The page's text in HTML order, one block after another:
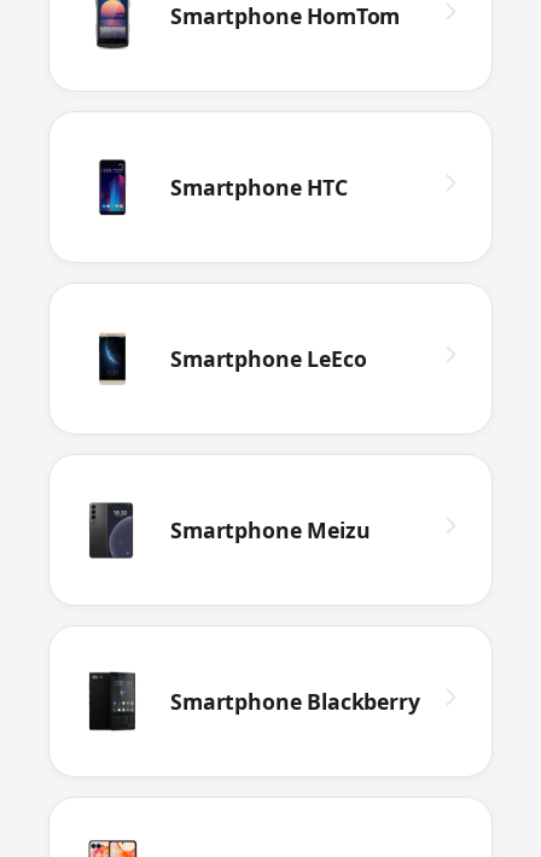
Smartphone HomTom
Smartphone HTC
Smartphone LeEco
Smartphone Meizu
Smartphone Blackberry